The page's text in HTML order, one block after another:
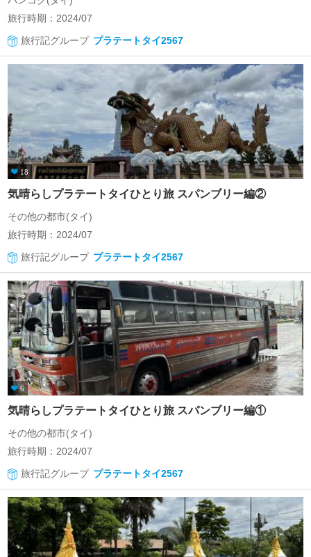
旅行時期：2024/07
旅行記グループ プラテートタイ2567
18
気晴らしプラテートタイひとり旅 スパンブリー編②
その他の都市(タイ)
旅行時期：2024/07
旅行記グループ プラテートタイ2567
6
気晴らしプラテートタイひとり旅 スパンブリー編①
その他の都市(タイ)
旅行時期：2024/07
旅行記グループ プラテートタイ2567